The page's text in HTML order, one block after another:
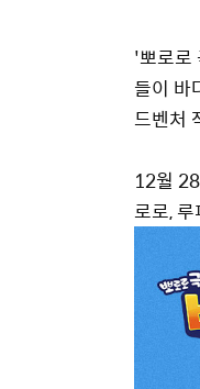
'뽀로로
들이 바
드벤처
12월
로로,